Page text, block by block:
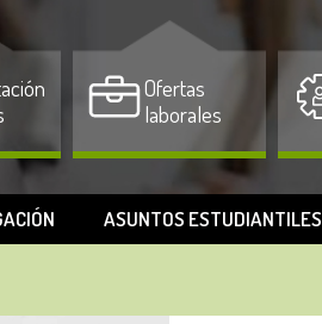
Ofertas
laborales
ASUNTOS ESTUDIANTILES